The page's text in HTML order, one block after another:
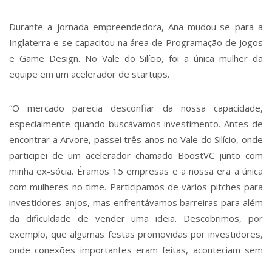
Durante a jornada empreendedora, Ana mudou-se para a
Inglaterra e se capacitou na área de Programação de Jogos
e Game Design. No Vale do Silício, foi a única mulher da
equipe em um acelerador de startups.
“O mercado parecia desconfiar da nossa capacidade,
especialmente quando buscávamos investimento. Antes de
encontrar a Arvore, passei três anos no Vale do Silício, onde
participei de um acelerador chamado BoostVC junto com
minha ex-sócia. Éramos 15 empresas e a nossa era a única
com mulheres no time. Participamos de vários pitches para
investidores-anjos, mas enfrentávamos barreiras para além
da dificuldade de vender uma ideia. Descobrimos, por
exemplo, que algumas festas promovidas por investidores,
onde conexões importantes eram feitas, aconteciam sem